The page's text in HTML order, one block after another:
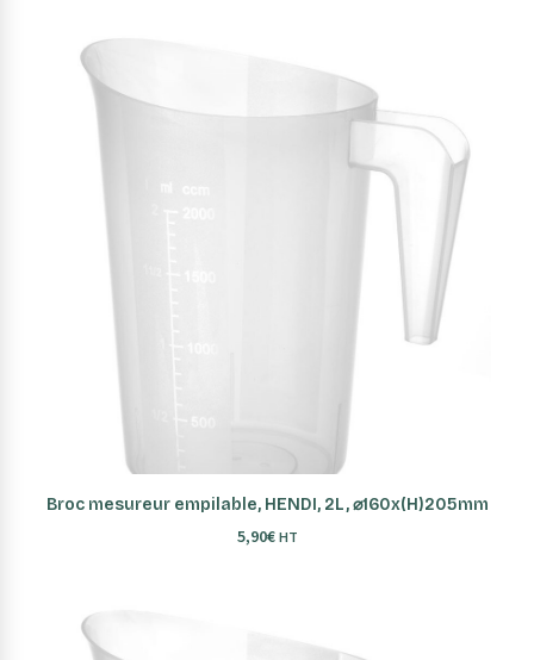
AJOUTER AU PANIER
Broc mesureur empilable, HENDI, 2L, ⌀160x(H)205mm
5,90€ HT